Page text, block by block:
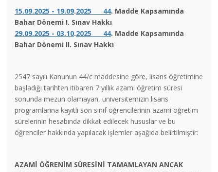
15.09.2025 - 19.09.2025 44. Madde Kapsamında
Bahar Dönemi I. Sınav Hakkı
29.09.2025 - 03.10.2025 44. Madde Kapsamında
Bahar Dönemi II. Sınav Hakkı
2547 sayılı Kanunun 44/c maddesine göre, lisans öğretimine
başladığı tarihten itibaren 7 yıllık azami öğretim süresi
sonunda mezun olamayan, üniversitemizin lisans
programlarına kayıtlı son sınıf öğrencilerinin azami öğretim
sürelerinin hesabında dikkat edilecek hususlar ve bu
öğrenciler hakkında yapılacak işlemler aşağıda belirtilmiştir:
AZAMİ ÖĞRENİM SÜRESİNİ TAMAMLAYAN ANCAK